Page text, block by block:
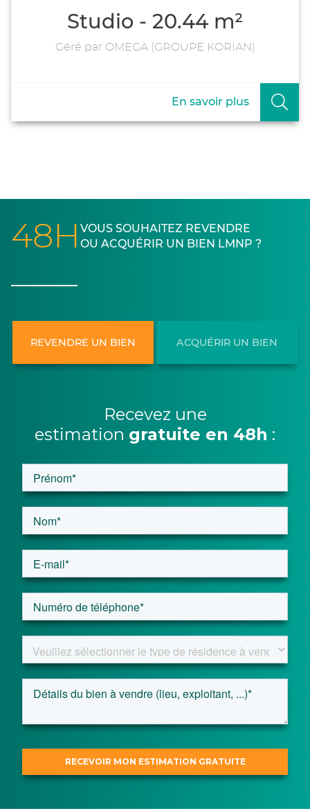
Studio - 20.44 m²
Géré par OMEGA (GROUPE KORIAN)
En savoir plus
48H VOUS SOUHAITEZ REVENDRE
OU ACQUÉRIR UN BIEN LMNP ?
REVENDRE UN BIEN ACQUÉRIR UN BIEN